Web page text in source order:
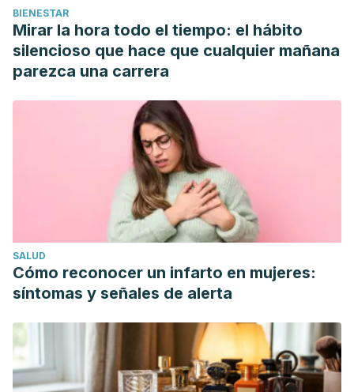
BIENESTAR
Mirar la hora todo el tiempo: el hábito
silencioso que hace que cualquier mañana
parezca una carrera
SALUD
Cómo reconocer un infarto en mujeres:
síntomas y señales de alerta